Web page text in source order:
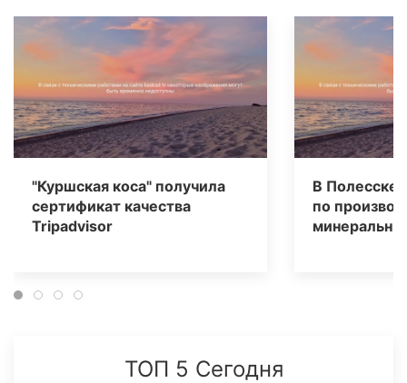
"Куршская коса" получила
сертификат качества
Tripаdvisor
В Полесске
по
ТОП 5 Сегодня